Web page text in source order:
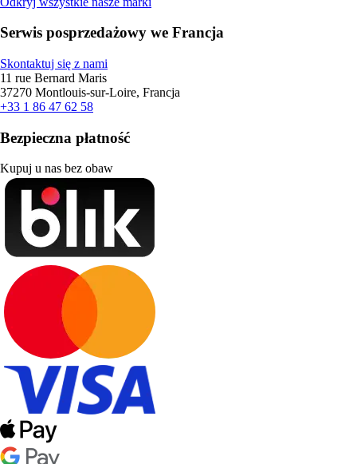
Serwis posprzedażowy we Francja
Skontaktuj się z nami
11 rue Bernard Maris
37270 Montlouis-sur-Loire, Francja
+33 1 86 47 62 58
Bezpieczna płatność
Kupuj u nas bez obaw